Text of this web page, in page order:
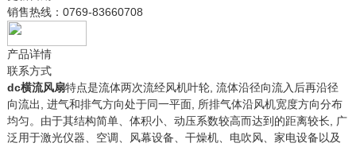
销售热线： 0769-83660708
产品详情
联系方式
dc横流风扇特点是流体两次流经风机叶轮, 流体沿径向流入后再沿径
向流出, 进气和排气方向处于同一平面, 所排气体沿风机宽度方向分布
均匀。由于其结构简单、体积小、动压系数较高而达到的距离较长, 广
泛用于激光仪器、空调、风幕设备、干燥机、电吹风、家电设备以及